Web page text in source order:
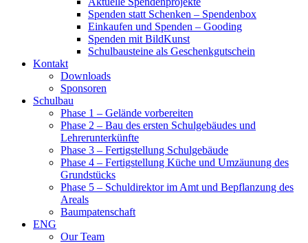
Spenden statt Schenken – Spendenbox
Einkaufen und Spenden – Gooding
Spenden mit BildKunst
Schulbausteine als Geschenkgutschein
Kontakt
Downloads
Sponsoren
Schulbau
Phase 1 – Gelände vorbereiten
Phase 2 – Bau des ersten Schulgebäudes und
Lehrerunterkünfte
Phase 3 – Fertigstellung Schulgebäude
Phase 4 – Fertigstellung Küche und Umzäunung des
Grundstücks
Phase 5 – Schuldirektor im Amt und Bepflanzung des
Areals
Baumpatenschaft
ENG
Our Team